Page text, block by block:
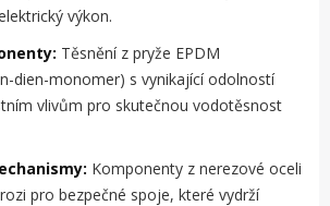
výkon.
Těsnění z pryže EPDM
dien-monomer) s vynikající odolností
vlivům pro skutečnou vodotěsnost
Komponenty z nerezové oceli
pro bezpečné spoje, které vydrží